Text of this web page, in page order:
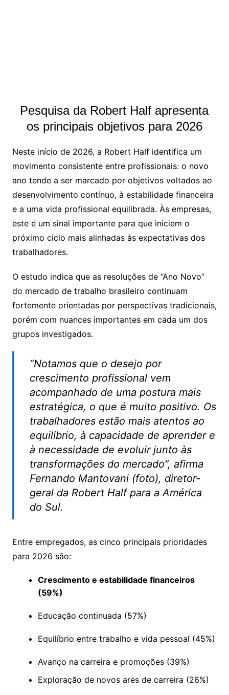
Pesquisa da Robert Half apresenta
os principais objetivos para 2026
Neste início de 2026, a Robert Half identifica um
movimento consistente entre profissionais: o novo
ano tende a ser marcado por objetivos voltados ao
desenvolvimento contínuo, à estabilidade financeira
e a uma vida profissional equilibrada. Às empresas,
este é um sinal importante para que iniciem o
próximo ciclo mais alinhadas às expectativas dos
trabalhadores.
O estudo indica que as resoluções de “Ano Novo”
do mercado de trabalho brasileiro continuam
fortemente orientadas por perspectivas tradicionais,
porém com nuances importantes em cada um dos
grupos investigados.
“Notamos que o desejo por
crescimento profissional vem
acompanhado de uma postura mais
estratégica, o que é muito positivo. Os
trabalhadores estão mais atentos ao
equilíbrio, à capacidade de aprender e
à necessidade de evoluir junto às
transformações do mercado”, afirma
Fernando Mantovani (foto), diretor-
geral da Robert Half para a América
do Sul.
Entre empregados, as cinco principais prioridades
para 2026 são:
Crescimento e estabilidade financeiros
(59%)
Educação continuada (57%)
Equilíbrio entre trabalho e vida pessoal (45%)
Avanço na carreira e promoções (39%)
Exploração de novos ares de carreira (26%)